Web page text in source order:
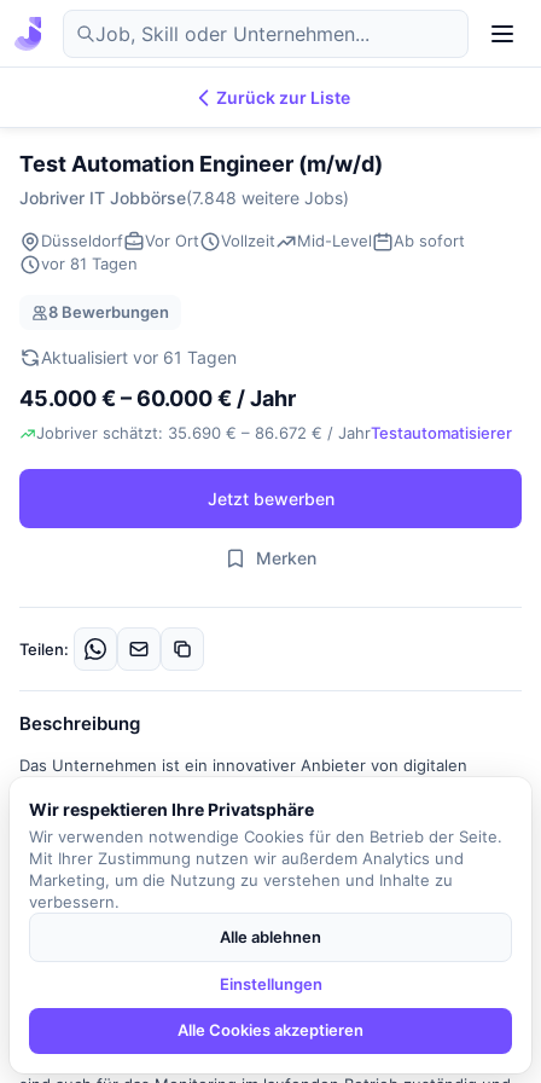
DE
Zurück zur Liste
Test Automation Engineer (m/w/d)
Jobriver IT Jobbörse(7.848 weitere Jobs)
Düsseldorf Vor Ort Vollzeit Mid-Level
Ab sofort
vor 81 Tagen
8 Bewerbungen
Aktualisiert vor 61 Tagen
45.000 € – 60.000 € / Jahr
Jobriver schätzt: 35.690 € – 86.672 € / JahrTestautomatisierer
Jetzt bewerben
Merken
Teilen:
Beschreibung
Das Unternehmen ist ein innovativer Anbieter von digitalen
Bezahlprozesse für Millionen von Menschen weltweit einfach,
sicher und zuverlässig zu gestalten. In der Rolle des Test
Automation Engineers sind Sie verantwortlich für die Definition
und kontinuierliche Weiterentwicklung der Teststrategie. Zu Ihren
Aufgaben gehört die Erstellung, Überprüfung und Etablierung von
automatisieren Tests zur Qualitätssicherung und konzipieren
sowie setzen Testkonzepte für komplexe Projekte und Services
um. Darüber hinaus führen Sie verschiedene Testarten wie
Funktions- und Integrationstests durch und werten diese aus. Sie
Wir respektieren Ihre Privatsphäre
Wir verwenden notwendige Cookies für den Betrieb der Seite.
Mit Ihrer Zustimmung nutzen wir außerdem Analytics und
Marketing, um die Nutzung zu verstehen und Inhalte zu
verbessern.
Alle ablehnen
Einstellungen
Alle Cookies akzeptieren